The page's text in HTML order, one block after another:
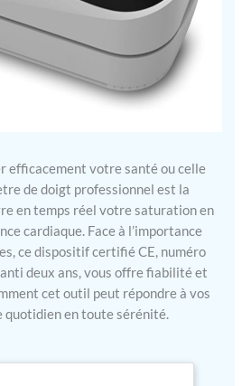
efficacement votre santé ou celle
de doigt professionnel est la
en temps réel votre saturation en
cardiaque. Face à l’importance
ce dispositif certifié CE, numéro
deux ans, vous offre fiabilité et
cet outil peut répondre à vos
en toute sérénité.